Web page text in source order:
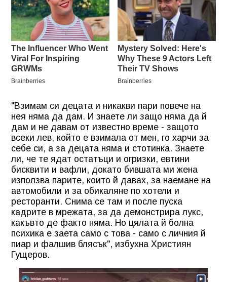
"Взимам си децата и никакви пари повече на
нея няма да дам. И знаете ли защо няма да й
дам и не давам от известно време - защото
всеки лев, който е взимала от мен, го харчи за
себе си, а за децата няма и стотинка. Знаете
ли, че те ядат остатъци и огризки, евтини
бисквити и вафли, докато бившата ми жена
използва парите, които й давах, за наемане на
автомобили и за обикаляне по хотели и
ресторанти. Снима се там и после пуска
кадрите в мрежата, за да демонстрира лукс,
какъвто де факто няма. Но цялата й болна
психика е заета само с това - само с личния й
пиар и фалшив блясък", избухна Християн
Гущеров.